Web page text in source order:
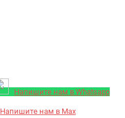
Напишите нам в Whatsapp
Напишите нам в Max